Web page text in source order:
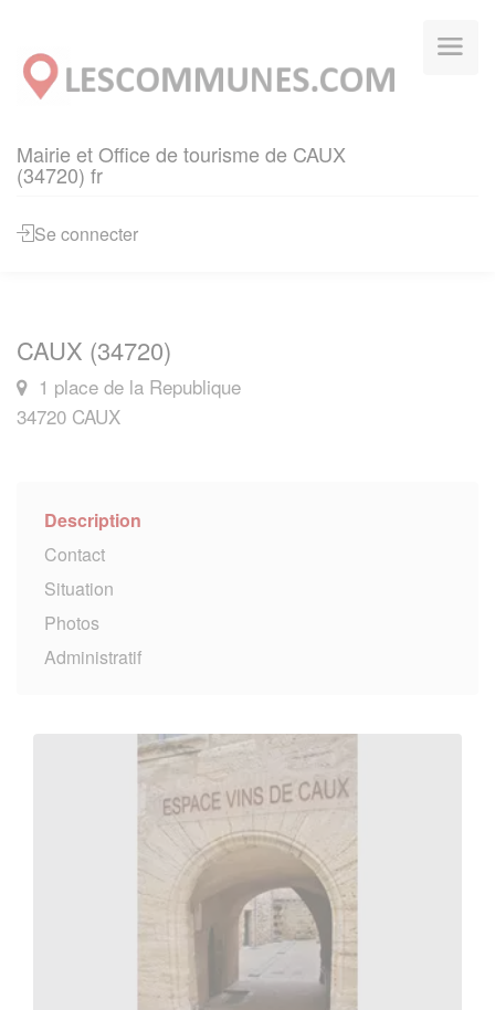
Mairie et Office de tourisme de CAUX
(34720) fr
Se connecter
CAUX (34720)
1 place de la Republique
34720 CAUX
Description
Contact
Situation
Photos
Administratif